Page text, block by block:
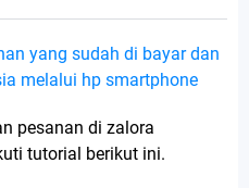
pesanan di zalora
tutorial berikut ini.